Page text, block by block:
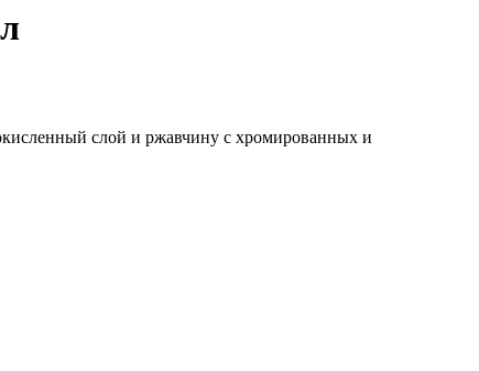
слой и ржавчину с хромированных и